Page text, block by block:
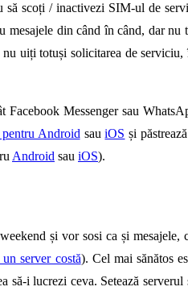
să scoți / inactivezi SIM-ul de
din când în când, dar nu
uiți totuși solicitarea de
Messenger sau
Android sauiOS și
Android sau iOS).
și vor sosi ca și mesajele,
server costă). Cel mai sănătos
i lucrezi ceva. Setează serverul